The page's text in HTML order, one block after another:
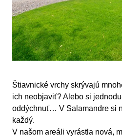
Štiavnické vrchy skrývajú
ich neobjaviť? Alebo si
oddýchnuť… V Salamandre si
každý.
V našom areáli vyrástla nová,